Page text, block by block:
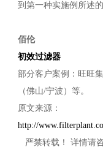
到第一种实施例所述的
佰伦
初效过滤器
部分客户案例：旺旺
（佛山/宁波）等。
原文来源：
http://
严禁转载！ 详情请